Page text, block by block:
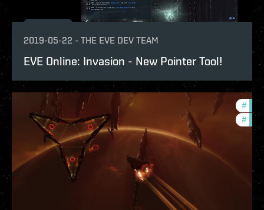
2019-05-22 - THE EVE DEV TEAM
EVE Online: Invasion - New Pointer Tool!
#
#